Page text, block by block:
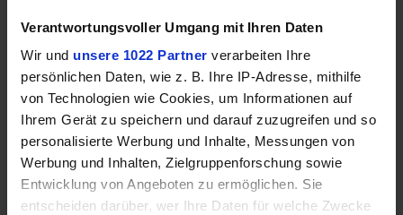
Verantwortungsvoller Umgang mit Ihren Daten
Wir und unsere 1022 Partner verarbeiten Ihre
persönlichen Daten, wie z. B. Ihre IP-Adresse, mithilfe
von Technologien wie Cookies, um Informationen auf
Ihrem Gerät zu speichern und darauf zuzugreifen und so
personalisierte Werbung und Inhalte, Messungen von
Werbung und Inhalten, Zielgruppenforschung sowie
Entwicklung von Angeboten zu ermöglichen. Sie
entscheiden darüber, wer Ihre Daten für welche Zwecke
Acer Predator Ultrawide (240Hz, UWQHD, QD-OLED,
curved, FreeSync Premium Pro, 99% DCI-P3)